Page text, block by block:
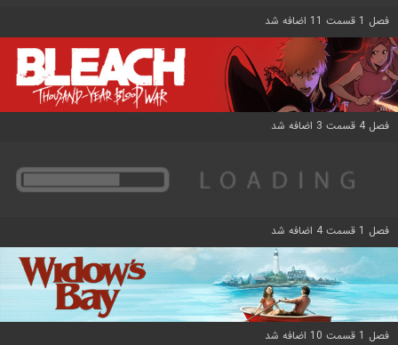
فصل 1 قسمت 11 اضافه شد
فصل 4 قسمت 3 اضافه شد
فصل 1 قسمت 4 اضافه شد
فصل 1 قسمت 10 اضافه شد